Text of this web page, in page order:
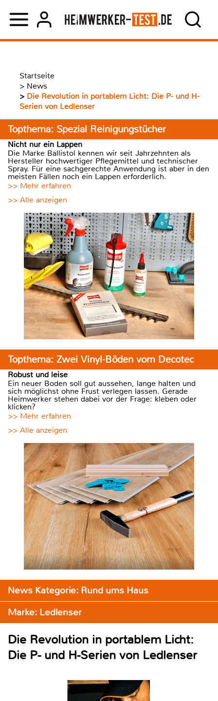
Startseite
> News
> Die Revolution in portablem Licht: Die P- und H-
Serien von Ledlenser
Topthema: Spezial Reinigungstücher
Nicht nur ein Lappen
Die Marke Ballistol kennen wir seit Jahrzehnten als
Hersteller hochwertiger Pflegemittel und technischer
Spray. Für eine sachgerechte Anwendung ist aber in den
meisten Fällen noch ein Lappen erforderlich.
>> Mehr erfahren
>> Alle anzeigen
Topthema: Zwei Vinyl-Böden vom Decotec
Robust und leise
Ein neuer Boden soll gut aussehen, lange halten und
sich möglichst ohne Frust verlegen lassen. Gerade
Heimwerker stehen dabei vor der Frage: kleben oder
klicken?
>> Mehr erfahren
>> Alle anzeigen
News Kategorie: Rund ums Haus
Marke: Ledlenser
Die Revolution in portablem Licht:
Die P- und H-Serien von Ledlenser